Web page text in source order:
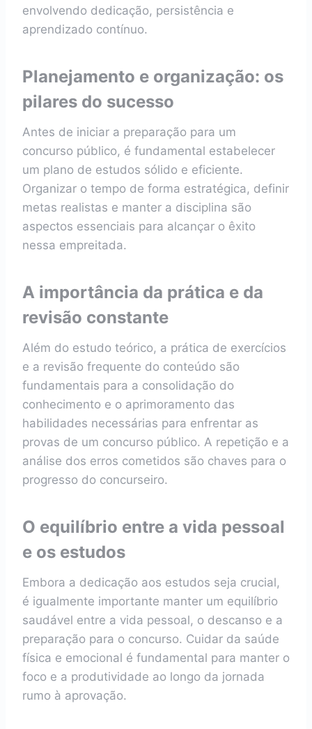
envolvendo dedicação, persistência e
aprendizado contínuo.
Planejamento e organização: os
pilares do sucesso
Antes de iniciar a preparação para um
concurso público, é fundamental estabelecer
um plano de estudos sólido e eficiente.
Organizar o tempo de forma estratégica, definir
metas realistas e manter a disciplina são
aspectos essenciais para alcançar o êxito
nessa empreitada.
A importância da prática e da
revisão constante
Além do estudo teórico, a prática de exercícios
e a revisão frequente do conteúdo são
fundamentais para a consolidação do
conhecimento e o aprimoramento das
habilidades necessárias para enfrentar as
provas de um concurso público. A repetição e a
análise dos erros cometidos são chaves para o
progresso do concurseiro.
O equilíbrio entre a vida pessoal
e os estudos
Embora a dedicação aos estudos seja crucial,
é igualmente importante manter um equilíbrio
saudável entre a vida pessoal, o descanso e a
preparação para o concurso. Cuidar da saúde
física e emocional é fundamental para manter o
foco e a produtividade ao longo da jornada
rumo à aprovação.